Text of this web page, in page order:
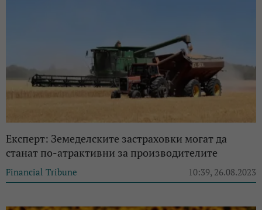
Експерт: Земеделските застраховки могат да
станат по-атрактивни за производителите
Financial Tribune 10:39, 26.08.2023